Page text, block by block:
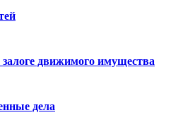
залоге движимого имущества
дела